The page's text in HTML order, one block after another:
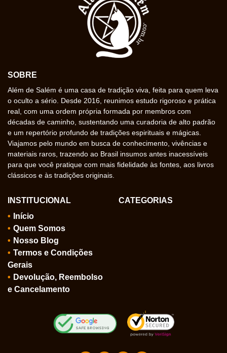
SOBRE
Além de Salém é uma casa de tradição viva, feita para quem leva
o oculto a sério. Desde 2016, reunimos estudo rigoroso e prática
real, com uma ordem própria formada por membros com
décadas de caminho, sustentando uma curadoria de alto padrão
e um repertório profundo de tradições espirituais e mágicas.
Viajamos pelo mundo em busca de conhecimento, vivências e
materiais raros, trazendo ao Brasil insumos antes inacessíveis
para que você pratique com mais fidelidade às fontes, aos livros
clássicos e às tradições originais.
INSTITUCIONAL
Início
Quem Somos
Nosso Blog
Termos e Condições
Gerais
Devolução, Reembolso
e Cancelamento
CATEGORIAS